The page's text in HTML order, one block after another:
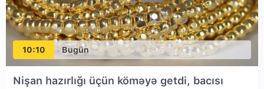
10:10 Bugün
Nişan hazırlığı üçün köməyə getdi, bacısı